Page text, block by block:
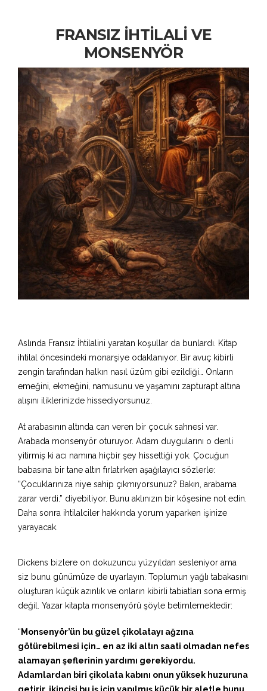
FRANSIZ İHTİLALİ VE
MONSENYÖR
Aslında Fransız İhtilalini yaratan koşullar da bunlardı. Kitap
ihtilal öncesindeki monarşiye odaklanıyor. Bir avuç kibirli
zengin tarafından halkın nasıl üzüm gibi ezildiği… Onların
emeğini, ekmeğini, namusunu ve yaşamını zapturapt altına
alışını iliklerinizde hissediyorsunuz.
At arabasının altında can veren bir çocuk sahnesi var.
Arabada monsenyör oturuyor. Adam duygularını o denli
yitirmiş ki acı namına hiçbir şey hissettiği yok. Çocuğun
babasına bir tane altın fırlatırken aşağılayıcı sözlerle:
“Çocuklarınıza niye sahip çıkmıyorsunuz? Bakın, arabama
zarar verdi.” diyebiliyor. Bunu aklınızın bir köşesine not edin.
Daha sonra ihtilalciler hakkında yorum yaparken işinize
yarayacak.
Dickens bizlere on dokuzuncu yüzyıldan sesleniyor ama
siz bunu günümüze de uyarlayın. Toplumun yağlı tabakasını
oluşturan küçük azınlık ve onların kibirli tabiatları sona ermiş
değil. Yazar kitapta monsenyörü şöyle betimlemektedir:
“ Monsenyör’ün bu güzel çikolatayı ağzına
götürebilmesi için… en az iki altın saati olmadan nefes
alamayan şeflerinin yardımı gerekiyordu.
Adamlardan biri çikolata kabını onun yüksek huzuruna